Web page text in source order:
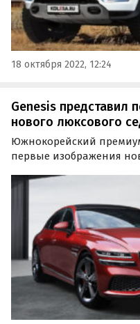
18 октября 2022, 12:24
Genesis представил
нового люксового
Южнокорейский
первые изображения
новинка отличается от
кузова…